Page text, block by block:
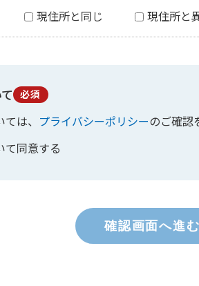
現住所と同じ 現住所と
必須
は、 プライバシーポリシーのご確認
て同意する
確認画面へ進む